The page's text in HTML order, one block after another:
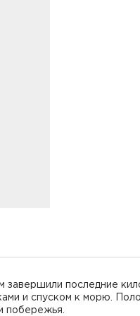
завершили последние
и спуском к морю.
побережья.